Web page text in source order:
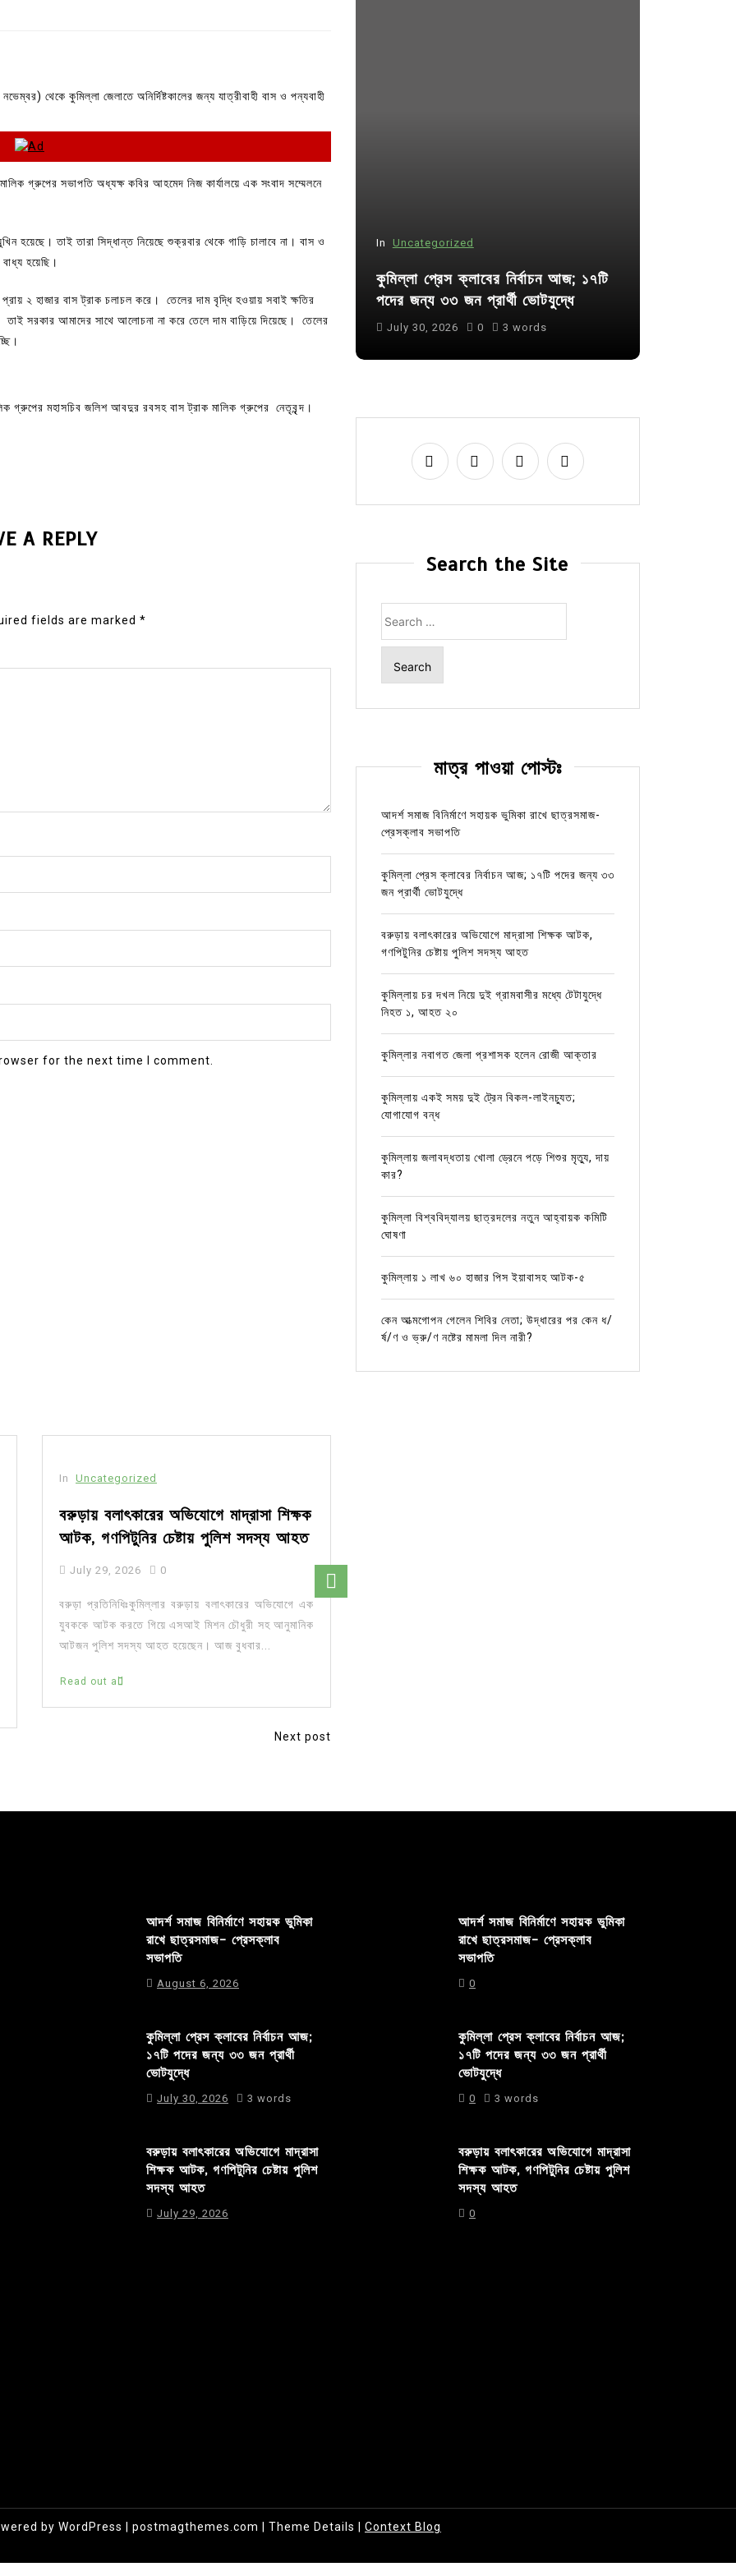
থেকে কুমিল্লা জেলাতে অনির্দিষ্টকালের জন্য যাত্রীবাহী বাস ও পন্যবাহী
গ্রুপের সভাপতি অধ্যক্ষ কবির আহমেদ নিজ কার্যালয়ে এক সংবাদ সম্মেলনে
হয়েছে। তাই তারা সিদ্ধান্ত নিয়েছে শুক্রবার থেকে গাড়ি চালাবে না। বাস ও
হয়েছি।
২ হাজার বাস ট্রাক চলাচল করে। তেলের দাম বৃদ্ধি হওয়ায় সবাই ক্ষতির
সরকার আমাদের সাথে আলোচনা না করে তেলে দাম বাড়িয়ে দিয়েছে। তেলের
গ্রুপের মহাসচিব জলিশ আবদুর রবসহ বাস ট্রাক মালিক গ্রুপের নেতৃবৃন্দ।
A REPLY
fields are marked *
for the next time I comment.
In Uncategorized
বরুড়ায় বলাৎকারের অভিযোগে মাদ্রাসা শিক্ষক
আটক, গণপিটুনির চেষ্টায় পুলিশ সদস্য আহত
July 29, 2026 0
বরুড়া প্রতিনিধিঃকুমিল্লার বরুড়ায় বলাৎকারের অভিযোগে এক
যুবককে আটক করতে গিয়ে এসআই মিশন চৌধুরী সহ আনুমানিক
আটজন পুলিশ সদস্য আহত হয়েছেন। আজ বুধবার...
Read out all
Next post
In Uncategorized
ছাত্রসমাজ- প্রেসক্লাব সভাপতি
August 6, 2026 0
In Uncategorized
কুমিল্লা প্রেস ক্লাবের নির্বাচন আজ; ১৭টি
পদের জন্য ৩৩ জন প্রার্থী ভোটযুদ্ধে
July 30, 2026 0 3 words
Search the Site
for:
মাত্র পাওয়া পোস্টঃ
আদর্শ সমাজ বিনির্মাণে সহায়ক ভুমিকা রাখে ছাত্রসমাজ-
প্রেসক্লাব সভাপতি
কুমিল্লা প্রেস ক্লাবের নির্বাচন আজ; ১৭টি পদের জন্য ৩৩
জন প্রার্থী ভোটযুদ্ধে
বরুড়ায় বলাৎকারের অভিযোগে মাদ্রাসা শিক্ষক আটক,
গণপিটুনির চেষ্টায় পুলিশ সদস্য আহত
কুমিল্লায় চর দখল নিয়ে দুই গ্রামবাসীর মধ্যে টেটাযুদ্ধে
নিহত ১, আহত ২০
কুমিল্লার নবাগত জেলা প্রশাসক হলেন রোজী আক্তার
কুমিল্লায় একই সময় দুই ট্রেন বিকল-লাইনচ্যুত;
যোগাযোগ বন্ধ
কুমিল্লায় জলাবদ্ধতায় খোলা ড্রেনে পড়ে শিশুর মৃত্যু, দায়
কার?
কুমিল্লা বিশ্ববিদ্যালয় ছাত্রদলের নতুন আহ্বায়ক কমিটি
ঘোষণা
কুমিল্লায় ১ লাখ ৬০ হাজার পিস ইয়াবাসহ আটক-৫
কেন আত্মগোপন গেলেন শিবির নেতা; উদ্ধারের পর কেন ধ/
র্ষ/ণ ও ভ্রু/ণ নষ্টের মামলা দিল নারী?
আদর্শ সমাজ বিনির্মাণে সহায়ক ভুমিকা
রাখে ছাত্রসমাজ- প্রেসক্লাব
সভাপতি
August 6, 2026
কুমিল্লা প্রেস ক্লাবের নির্বাচন আজ;
১৭টি পদের জন্য ৩৩ জন প্রার্থী
ভোটযুদ্ধে
July 30, 2026 3 words
বরুড়ায় বলাৎকারের অভিযোগে মাদ্রাসা
শিক্ষক আটক, গণপিটুনির চেষ্টায় পুলিশ
সদস্য আহত
July 29, 2026
আদর্শ সমাজ বিনির্মাণে সহায়ক ভুমিকা
রাখে ছাত্রসমাজ- প্রেসক্লাব
সভাপতি
0
কুমিল্লা প্রেস ক্লাবের নির্বাচন আজ;
১৭টি পদের জন্য ৩৩ জন প্রার্থী
ভোটযুদ্ধে
0 3 words
বরুড়ায় বলাৎকারের অভিযোগে মাদ্রাসা
শিক্ষক আটক, গণপিটুনির চেষ্টায় পুলিশ
সদস্য আহত
0
by WordPress postmagthemes.com Theme Details Context Blog